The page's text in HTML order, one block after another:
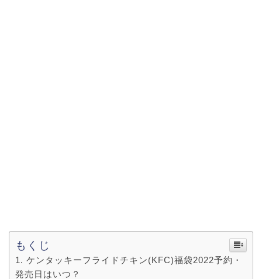
もくじ
ケンタッキーフライドチキン(KFC)福袋2022予約・
発売日はいつ？